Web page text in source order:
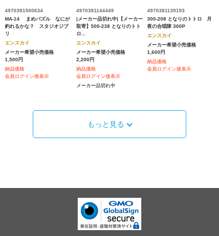
4970381500634
MA-14 まめパズル なにが
釣れるかな？ スタジオジブ
リ
エンスカイ
メーカー希望小売価格
1,500円
納品価格
会員ログイン後表示
4970381144449
|メーカー品切れ中|【メーカー
取寄】500-238 となりのトト
ロ...
エンスカイ
メーカー希望小売価格
2,200円
納品価格
会員ログイン後表示
メーカー品切れ中
4970381139193
300-208 となりのトトロ 月
夜の合唱隊 300P
エンスカイ
メーカー希望小売価格
1,600円
納品価格
会員ログイン後表示
もっと見る